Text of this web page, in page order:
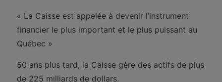
« La Caisse est appelée à devenir l’instrument
financier le plus important et le plus puissant au
Québec »
50 ans plus tard, la Caisse gère des actifs de plus
de 225 milliards de dollars.